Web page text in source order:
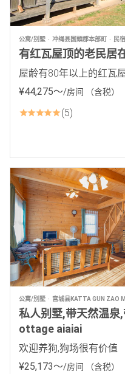
公寓/别墅 冲绳县国頭郡本部町 民宿
有红瓦屋顶的老民居
屋龄有80年以上的红瓦
¥44,275〜/房间 （含税）
5
公寓/别墅 宫城县KATTA GUN ZAO
私人别墅,带天然温泉
ottage aiaiai
欢迎养狗,狗场很有价值
¥25,173〜/房间 （含税）